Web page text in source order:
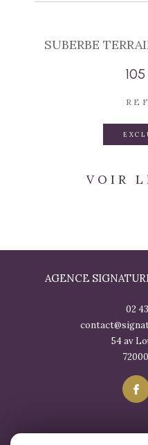
SUBERBE
VOIR
AGENCE
02
54 av
72000